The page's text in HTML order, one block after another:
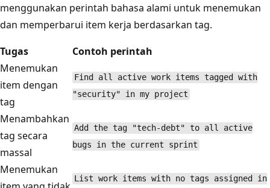
menggunakan perintah bahasa alami untuk menemukan
dan memperbarui item kerja berdasarkan tag.
Tugas
Contoh perintah
Menemukan
item dengan
tag
Find all active work items tagged with
"security" in my project
Menambahkan
tag secara
massal
Add the tag "tech-debt" to all active
bugs in the current sprint
Menemukan
List work items with no tags assigned in